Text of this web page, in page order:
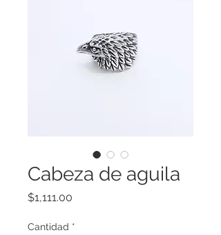
Cabeza de aguila
$1,111.00
Cantidad *